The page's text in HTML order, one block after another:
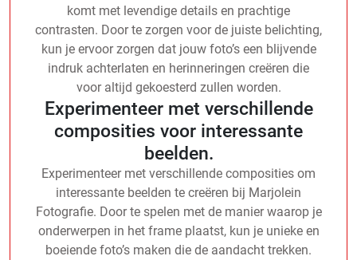
komt met levendige details en prachtige
contrasten. Door te zorgen voor de juiste belichting,
kun je ervoor zorgen dat jouw foto’s een blijvende
indruk achterlaten en herinneringen creëren die
voor altijd gekoesterd zullen worden.
Experimenteer met verschillende
composities voor interessante
beelden.
Experimenteer met verschillende composities om
interessante beelden te creëren bij Marjolein
Fotografie. Door te spelen met de manier waarop je
onderwerpen in het frame plaatst, kun je unieke en
boeiende foto’s maken die de aandacht trekken.